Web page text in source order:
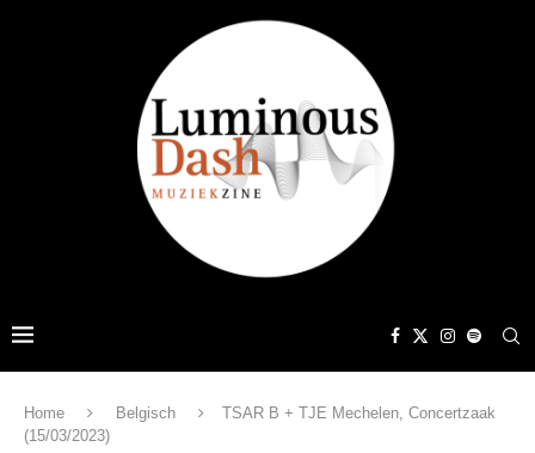
Home Belgisch
TSAR B + TJE Mechelen, Concertzaak
(15/03/2023)